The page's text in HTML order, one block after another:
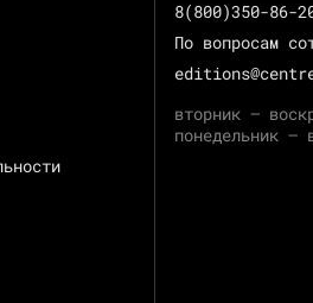
8(800)350-86-
По вопросам
вторник —
понедельник —